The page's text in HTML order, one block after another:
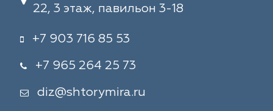
22, 3 этаж, павильон 3-18
+7 903 716 85 53
+7 965 264 25 73
diz@shtorymira.ru